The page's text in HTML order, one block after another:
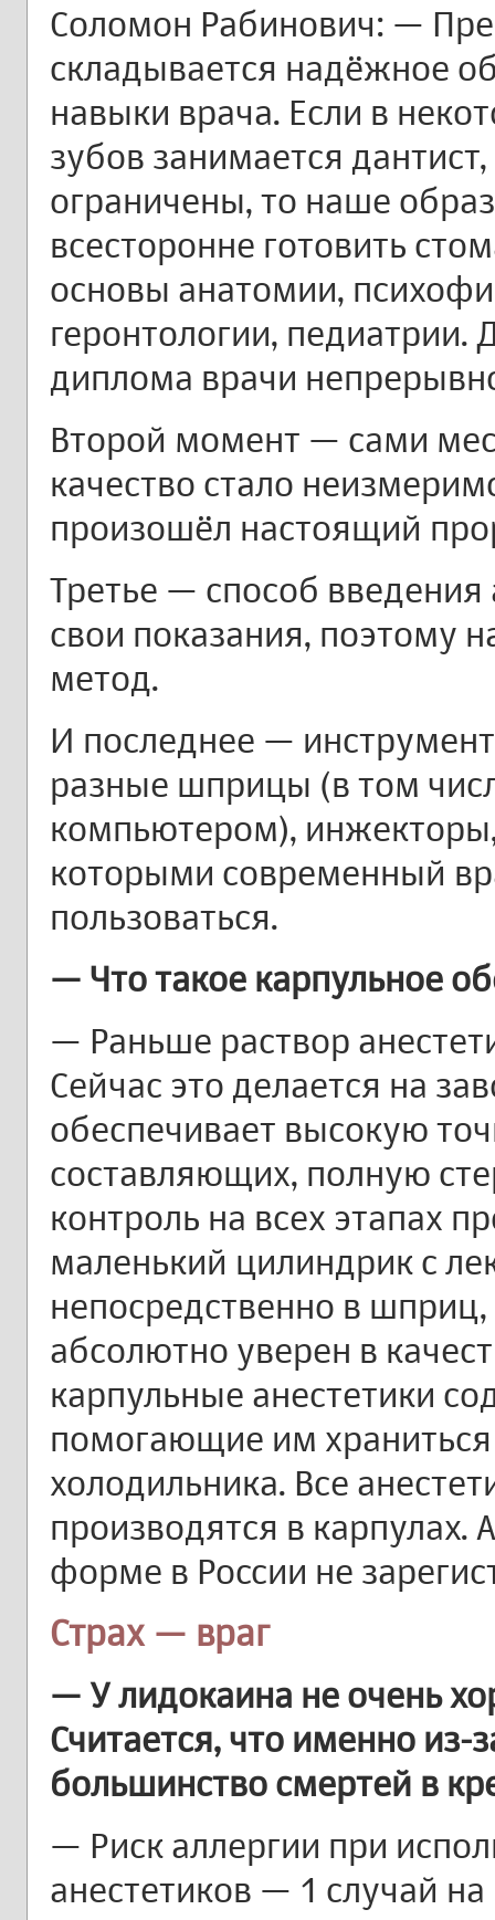
Соломон Рабинович: —
складывается надёжное
навыки врача. Если в
зубов занимается
ограничены, то наше
всесторонне готовить
основы анатомии,
геронтологии, педиатрии.
диплома врачи
Второй момент — сами
качество стало
произошёл настоящий
Третье — способ
свои показания, поэтому
метод.
И последнее —
разные шприцы (в том
компьютером),
которыми современный
пользоваться.
— Что такое карпульное
— Раньше раствор
Сейчас это делается на
обеспечивает высокую
составляющих, полную
контроль на всех этапах
маленький цилиндрик с
непосредственно в
абсолютно уверен в
карпульные анестетики
помогающие им
холодильника. Все
производятся в карпулах.
форме в России не
Страх — враг
— У лидокаина не очень
Считается, что именно из-
большинство смертей в
— Риск аллергии при
анестетиков — 1 случай